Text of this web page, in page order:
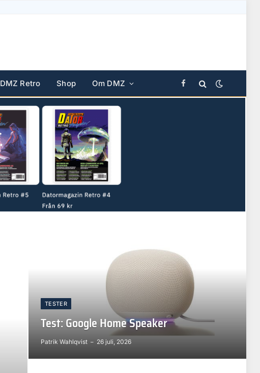
DMZ Retro Shop Om DMZ Facebook
TESTER
Test: Google Home Speaker
Patrik Wahlqvist 26 juli, 2026